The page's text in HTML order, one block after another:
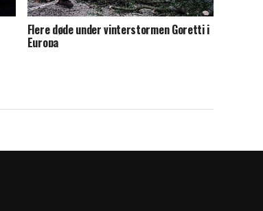
Flere døde under vinterstormen Goretti i
Europa